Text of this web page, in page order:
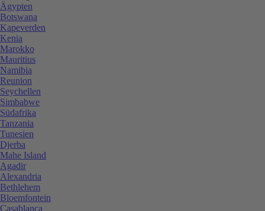
Ägypten
Botswana
Kapeverden
Kenia
Marokko
Mauritius
Namibia
Reunion
Seychellen
Simbabwe
Südafrika
Tanzania
Tunesien
Djerba
Mahe Island
Agadir
Alexandria
Bethlehem
Bloemfontein
Casablanca